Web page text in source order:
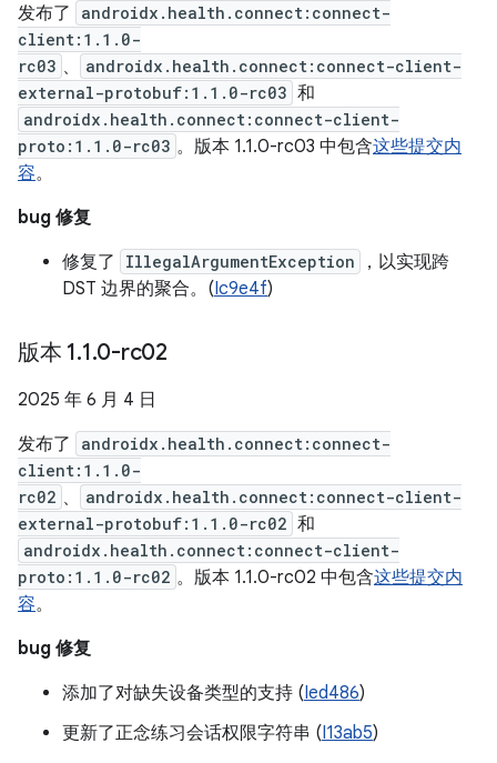
发布了
androidx.health.connect:connect-
client:1.1.0-
rc03 、
androidx.health.connect:connect-client-
external-protobuf:1.1.0-rc03 和
androidx.health.connect:connect-client-
proto:1.1.0-rc03 。版本 1.1.0-rc03 中包含这些提交内
容。
bug 修复
修复了
IllegalArgumentException
，以实现跨
DST 边界的聚合。(Ic9e4f)
版本 1.1.0-rc02
2025 年 6 月 4 日
发布了
androidx.health.connect:connect-
client:1.1.0-
rc02 、
androidx.health.connect:connect-client-
external-protobuf:1.1.0-rc02 和
androidx.health.connect:connect-client-
proto:1.1.0-rc02 。版本 1.1.0-rc02 中包含这些提交内
容。
bug 修复
添加了对缺失设备类型的支持 (Ied486)
更新了正念练习会话权限字符串 (I13ab5)